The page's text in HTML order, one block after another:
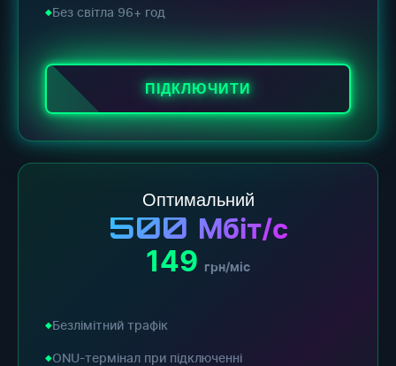
Без світла 96+ год
ПІДКЛЮЧИТИ
Оптимальний
500 Мбіт/с
149 грн/міс
Безлімітний трафік
ONU-термінал при підключенні